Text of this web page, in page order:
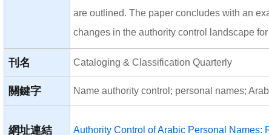
are outlined. The paper concludes with an
changes in the authority control landscape
刊名 Cataloging & Classification Quarterly
關鍵字 Name authority control; personal names;
網址連結 Authority Control of Arabic Personal Names: